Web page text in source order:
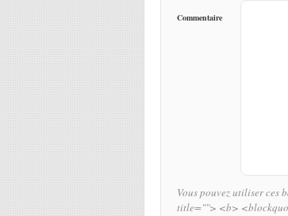
Commentaire
Vous pouvez utiliser ces
title=""> <b>